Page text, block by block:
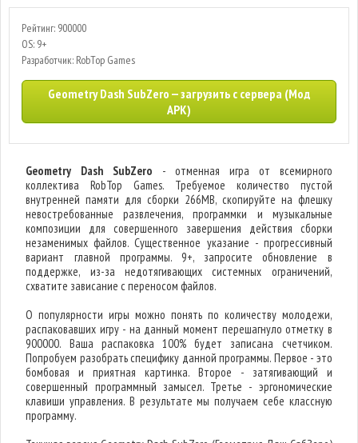
Рейтинг: 900000
OS: 9+
Разработчик: RobTop Games
Geometry Dash SubZero — загрузить с сервера (Мод
APK)
Geometry Dash SubZero - отменная игра от всемирного
коллектива RobTop Games. Требуемое количество пустой
внутренней памяти для сборки 266MB, скопируйте на флешку
невостребованные развлечения, программки и музыкальные
композиции для совершенного завершения действия сборки
незаменимых файлов. Существенное указание - прогрессивный
вариант главной программы. 9+, запросите обновление в
поддержке, из-за недотягивающих системных ограничений,
схватите зависание с переносом файлов.
О популярности игры можно понять по количеству молодежи,
распаковавших игру - на данный момент перешагнуло отметку в
900000. Ваша распаковка 100% будет записана счетчиком.
Попробуем разобрать специфику данной программы. Первое - это
бомбовая и приятная картинка. Второе - затягивающий и
совершенный программный замысел. Третье - эргономические
клавиши управления. В результате мы получаем себе классную
программу.